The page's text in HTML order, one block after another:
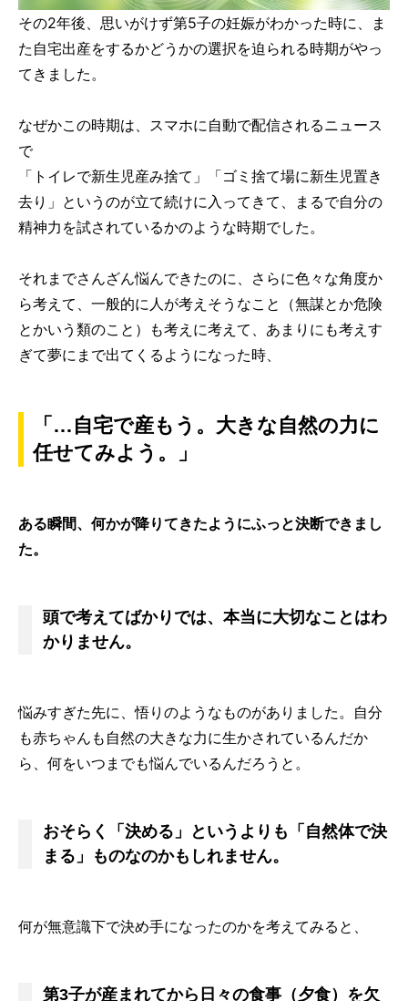
その2年後、思いがけず第5子の妊娠がわかった時に、ま
た自宅出産をするかどうかの選択を迫られる時期がやっ
てきました。
なぜかこの時期は、スマホに自動で配信されるニュース
で
「トイレで新生児産み捨て」「ゴミ捨て場に新生児置き
去り」というのが立て続けに入ってきて、まるで自分の
精神力を試されているかのような時期でした。
それまでさんざん悩んできたのに、さらに色々な角度か
ら考えて、一般的に人が考えそうなこと（無謀とか危険
とかいう類のこと）も考えに考えて、あまりにも考えす
ぎて夢にまで出てくるようになった時、
「…自宅で産もう。大きな自然の力に
任せてみよう。」
ある瞬間、何かが降りてきたようにふっと決断できまし
た。
頭で考えてばかりでは、本当に大切なことはわ
かりません。
悩みすぎた先に、悟りのようなものがありました。自分
も赤ちゃんも自然の大きな力に生かされているんだか
ら、何をいつまでも悩んでいるんだろうと。
おそらく「決める」というよりも「自然体で決
まる」ものなのかもしれません。
何が無意識下で決め手になったのかを考えてみると、
第3子が産まれてから日々の食事（夕食）を欠